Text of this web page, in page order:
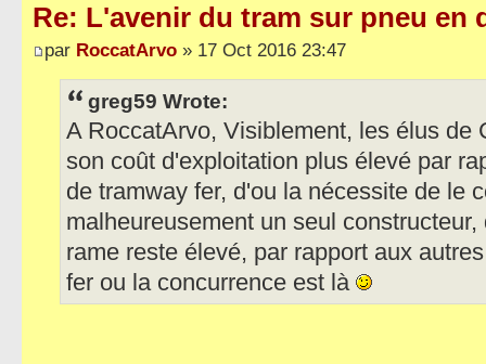
Re: L'avenir du tram sur pneu en
par RoccatArvo » 17 Oct 2016 23:47
greg59 Wrote:
A RoccatArvo, Visiblement, les élus de
son coût d'exploitation plus élevé par
de tramway fer, d'ou la nécessite de le
malheureusement un seul
rame reste élevé, par rapport aux
fer ou la concurrence est là